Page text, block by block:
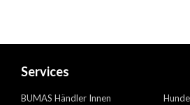
Services
BUMAS Händler Innen